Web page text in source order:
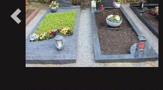
Vorheriges